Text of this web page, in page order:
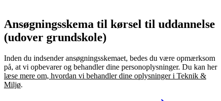
Ansøgningsskema til kørsel til uddannelse
(udover grundskole)
Inden du indsender ansøgningsskemaet, bedes du være opmærksom
på, at vi opbevarer og behandler dine personoplysninger. Du kan her
læse mere om, hvordan vi behandler dine oplysninger i Teknik &
Miljø.